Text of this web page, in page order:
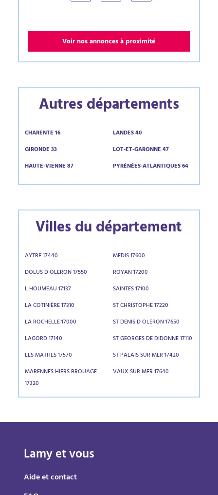
Voir nos annonces à proximité
Autres départements
CHARENTE 16
GIRONDE 33
HAUTE-VIENNE 87
LANDES 40
LOT-ET-GARONNE 47
PYRÉNÉES-ATLANTIQUES 64
Villes du département
AYTRE 17440
DOLUS D OLERON 17550
L HOUMEAU 17137
LA COTINIÈRE 17310
LA ROCHELLE 17000
LAGORD 17140
LES MATHES 17570
MARENNES HIERS BROUAGE
17320
MEDIS 17600
ROYAN 17200
SAINTES 17100
ST CHRISTOPHE 17220
ST DENIS D OLERON 17650
ST GEORGES DE DIDONNE 17110
ST PALAIS SUR MER 17420
VAUX SUR MER 17640
Lamy et vous
Aide et contact